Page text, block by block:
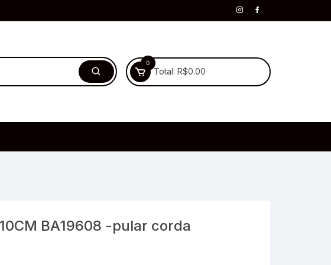
0
Total: R$0.00
BA19608 -pular corda